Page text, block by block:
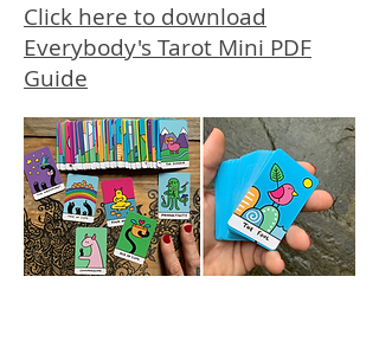
Click here to download
Everybody's Tarot Mini PDF
Guide